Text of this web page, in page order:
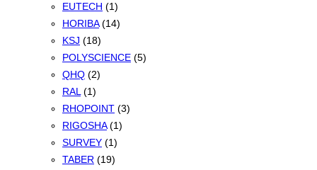
EUTECH (1)
HORIBA (14)
KSJ (18)
POLYSCIENCE (5)
QHQ (2)
RAL (1)
RHOPOINT (3)
RIGOSHA (1)
SURVEY (1)
TABER (19)